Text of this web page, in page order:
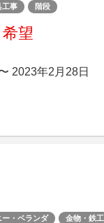
工事 階段
望
2023年2月28日
ー・ベランダ 金物・鉄工